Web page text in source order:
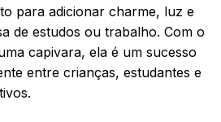
para adicionar charme, luz e
de estudos ou trabalho. Com o
capivara, ela é um sucesso
entre crianças, estudantes e